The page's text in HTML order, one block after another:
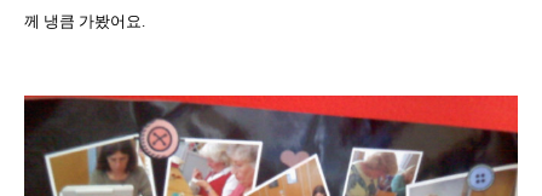
께 냉큼 가봤어요.